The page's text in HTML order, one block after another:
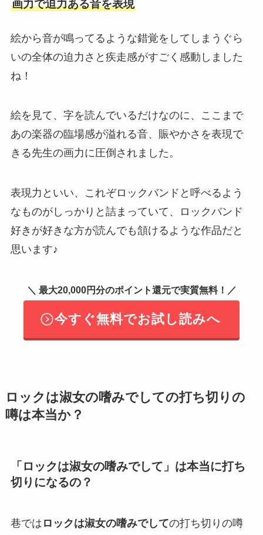
画力で迫力ある音を表現
絵から音が鳴ってるような錯覚をしてしまうぐら
いの全体の迫力さと疾走感がすごく感動しました
ね！
絵を見て、字を読んでいるだけなのに、ここまで
あの楽器の臨場感が溢れる音、賑やかさを表現で
きる先生の画力に圧倒されました。
表現力といい、これぞロックバンドと呼べるよう
なものがしっかりと詰まっていて、ロックバンド
好きが好きな方が読んでも頷けるような作品だと
思います♪
＼ 最大20,000円分のポイント還元で実質無料！／
今すぐ無料でお試し読みへ
ロックは淑女の嗜みでしての打ち切りの
噂は本当か？
「 ロックは淑女の嗜みでして 」は本当に打ち
切りになるの？
巷では ロックは淑女の嗜みでしての打ち切りの噂